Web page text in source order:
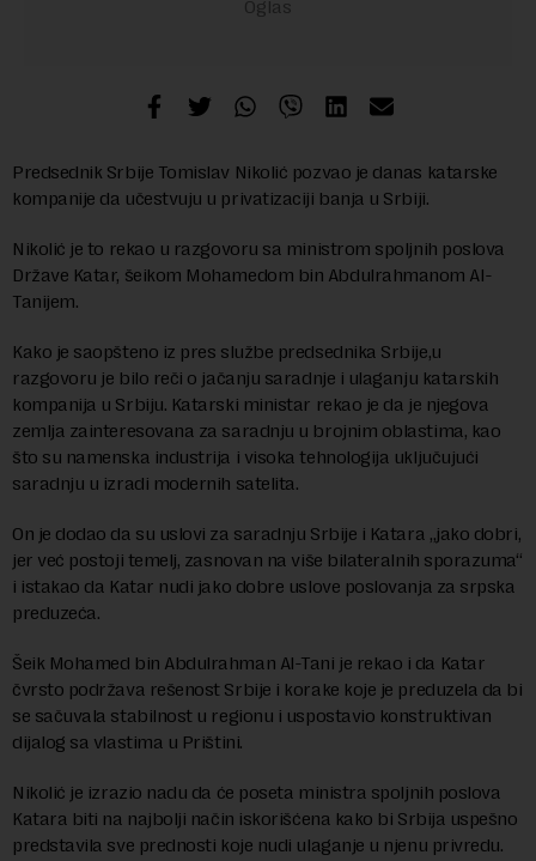
Predsednik Srbije Tomislav Nikolić pozvao je danas katarske
kompanije da učestvuju u privatizaciji banja u Srbiji.
Nikolić je to rekao u razgovoru sa ministrom spoljnih poslova
Države Katar, šeikom Mohamedom bin Abdulrahmanom Al-
Tanijem.
Kako je saopšteno iz pres službe predsednika Srbije,u
razgovoru je bilo reči o jačanju saradnje i ulaganju katarskih
kompanija u Srbiju. Katarski ministar rekao je da je njegova
zemlja zainteresovana za saradnju u brojnim oblastima, kao
što su namenska industrija i visoka tehnologija uključujući
saradnju u izradi modernih satelita.
On je dodao da su uslovi za saradnju Srbije i Katara „jako dobri,
jer već postoji temelj, zasnovan na više bilateralnih sporazuma“
i istakao da Katar nudi jako dobre uslove poslovanja za srpska
preduzeća.
Šeik Mohamed bin Abdulrahman Al-Tani je rekao i da Katar
čvrsto podržava rešenost Srbije i korake koje je preduzela da bi
se sačuvala stabilnost u regionu i uspostavio konstruktivan
dijalog sa vlastima u Prištini.
Nikolić je izrazio nadu da će poseta ministra spoljnih poslova
Katara biti na najbolji način iskorišćena kako bi Srbija uspešno
predstavila sve prednosti koje nudi ulaganje u njenu privredu.